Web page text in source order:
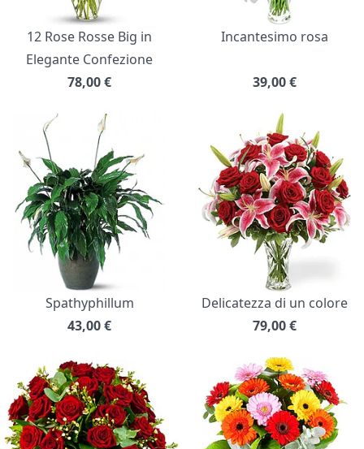
12 Rose Rosse Big in
Elegante Confezione
78,00€
Incantesimo rosa
39,00€
Spathyphillum
43,00€
Delicatezza di un colore
79,00€